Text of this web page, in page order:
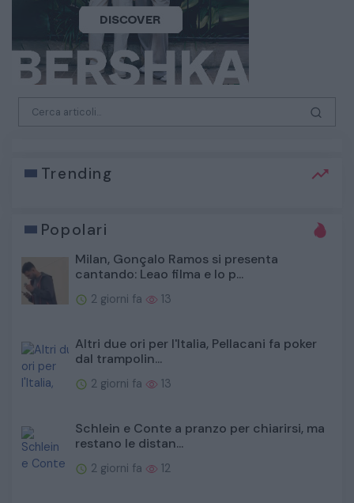
Trending
Popolari
Milan, Gonçalo Ramos si presenta
cantando: Leao filma e lo p...
2 giorni fa 13
Altri due ori per l'Italia, Pellacani fa poker
dal trampolin...
2 giorni fa 13
Schlein e Conte a pranzo per chiarirsi, ma
restano le distan...
2 giorni fa 12